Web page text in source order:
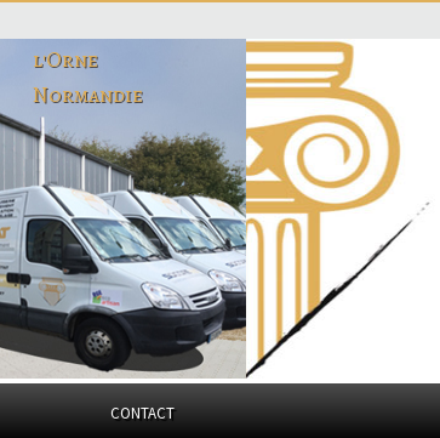
l'Orne
Normandie
CONTACT